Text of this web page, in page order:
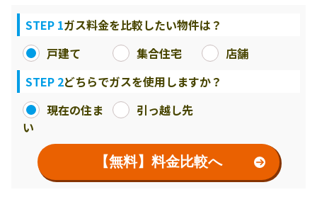
STEP 1ガス料金を比較したい物件は？
戸建て
集合住宅
店舗
STEP 2どちらでガスを使用しますか？
現在の住ま
い
引っ越し先
【無料】料金比較へ